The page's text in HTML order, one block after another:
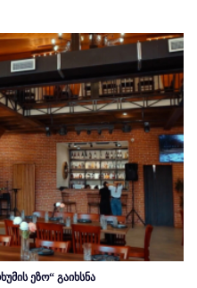
ეზო“ გაიხსნა